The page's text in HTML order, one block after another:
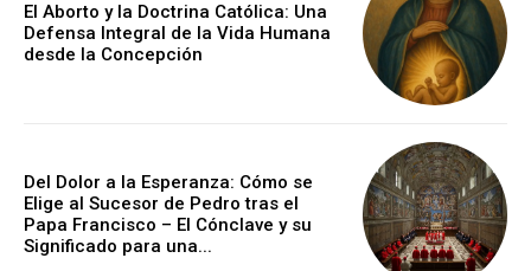
El Aborto y la Doctrina Católica: Una
Defensa Integral de la Vida Humana
desde la Concepción
Del Dolor a la Esperanza: Cómo se
Elige al Sucesor de Pedro tras el
Papa Francisco – El Cónclave y su
Significado para una...